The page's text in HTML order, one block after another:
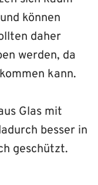
können
daher
werden, da
kann.
Glas mit
besser in
geschützt.